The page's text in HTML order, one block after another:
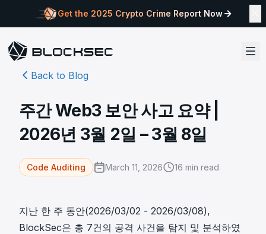
Get the 2025 Crypto Crime Report Now
Back to Blog
주간 Web3 보안 사고 요약 |
2026년 3월 2일 – 3월 8일
Code Auditing March 11, 2026 16 min read
지난 한 주 동안(2026/03/02 - 2026/03/08),
BlockSec은 총 7건의 공격 사건을 탐지 및 분석하였